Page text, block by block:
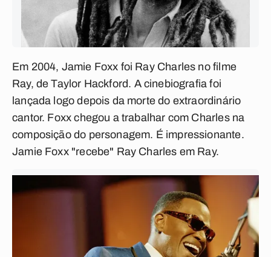
Em 2004, Jamie Foxx foi Ray Charles no filme
Ray, de Taylor Hackford. A cinebiografia foi
lançada logo depois da morte do extraordinário
cantor. Foxx chegou a trabalhar com Charles na
composição do personagem. É impressionante.
Jamie Foxx "recebe" Ray Charles em Ray.